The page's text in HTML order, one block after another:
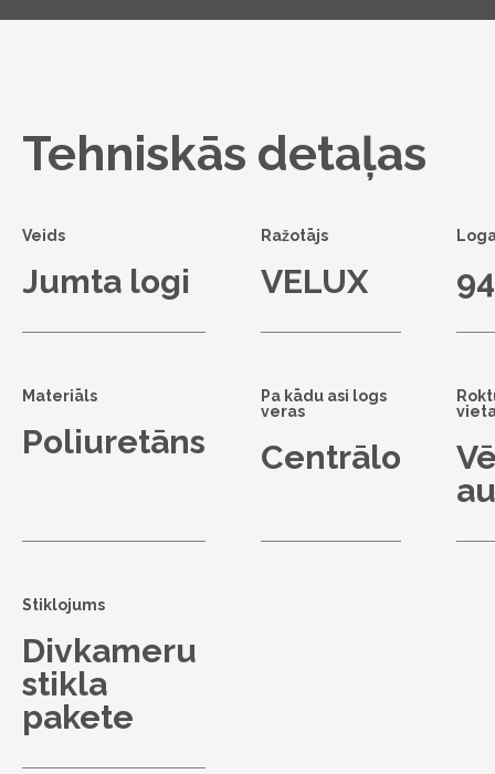
Tehniskās detaļas
Veids
Jumta logi
Ražotājs
VELUX
Materiāls
Poliuretāns
Pa kādu asi logs
veras
Centrālo
Stiklojums
Divkameru
stikla
pakete